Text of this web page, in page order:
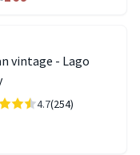
vintage - Lago
4.7(254)